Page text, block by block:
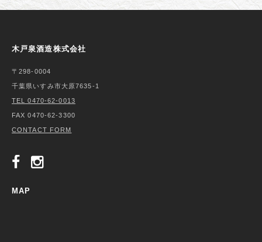
木戸泉酒造株式会社
〒298-0004
千葉県いすみ市大原7635-1
TEL 0470-62-0013
FAX 0470-62-3300
CONTACT FORM
MAP